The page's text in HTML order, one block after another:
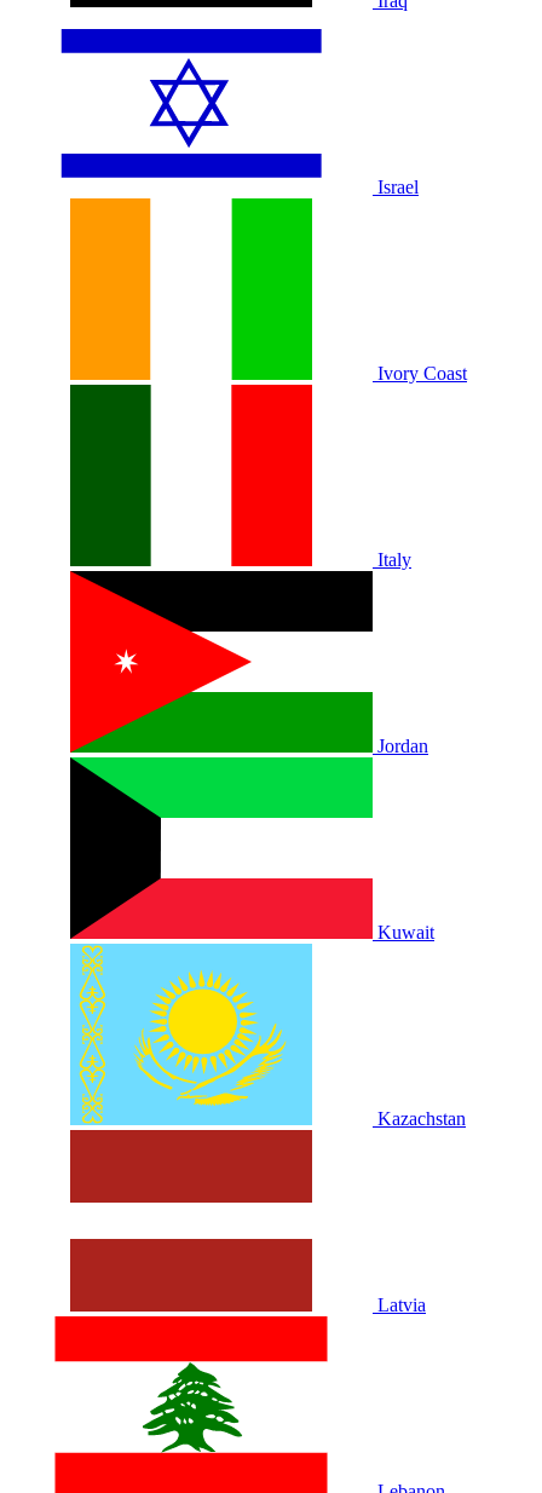
Israel
Ivory Coast
Italy
Jordan
Kuwait
Kazachstan
Latvia